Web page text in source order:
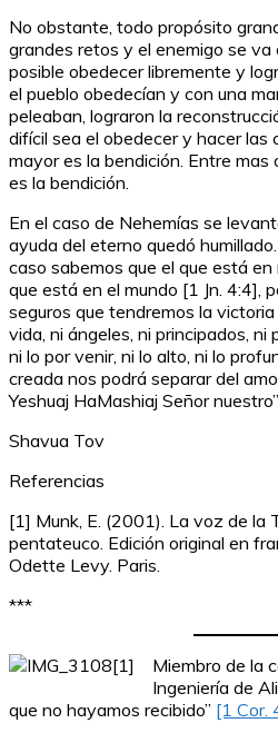
No obstante, todo propósito
grandes retos y el enemigo se va
posible obedecer libremente y
el pueblo obedecían y con una
peleaban, lograron la
difícil sea el obedecer y hacer las
mayor es la bendición. Entre
es la bendición.
En el caso de Nehemías se
ayuda del eterno quedó
caso sabemos que el que está
que está en el mundo [1 Jn. 4:4],
seguros que tendremos la victoria
vida, ni ángeles, ni principados,
ni lo por venir, ni lo alto, ni lo
creada nos podrá separar del
Yeshuaj HaMashiaj Señor
Shavua Tov
Referencias
[1] Munk, E. (2001). La voz de la
pentateuco. Edición original en
Odette Levy. Paris.
***
Miembro de la
Ingeniería de
que no hayamos recibido” [1 Cor.